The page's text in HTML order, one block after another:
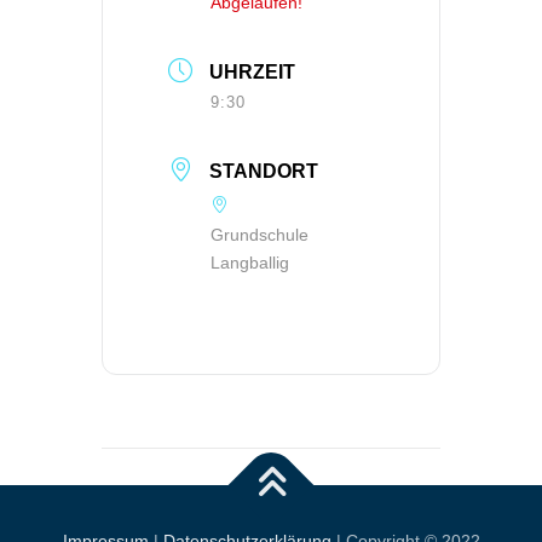
UHRZEIT
9:30
STANDORT
Grundschule
Langballig